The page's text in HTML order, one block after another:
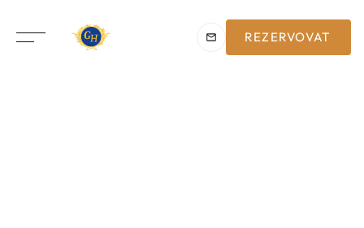
REZERVOVAT